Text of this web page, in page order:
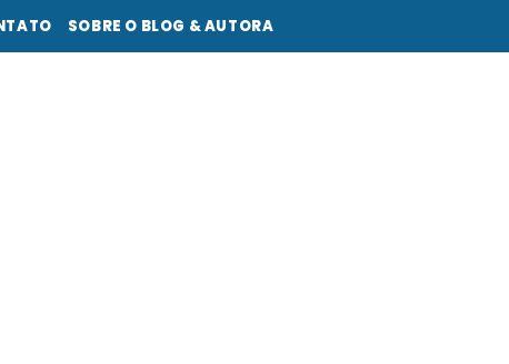
SOBRE O BLOG & AUTORA